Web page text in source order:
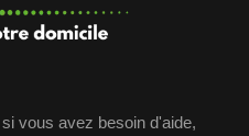
vous avez besoin d'aide,